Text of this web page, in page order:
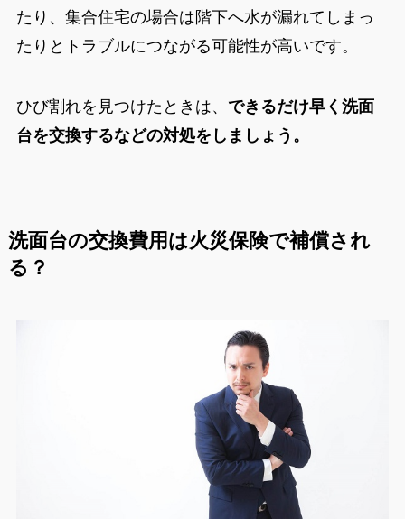
たり、集合住宅の場合は階下へ水が漏れてしまっ
たりとトラブルにつながる可能性が高いです。
ひび割れを見つけたときは、 できるだけ早く洗面
台を交換するなどの対処をしましょう。
洗面台の交換費用は火災保険で補償され
る？